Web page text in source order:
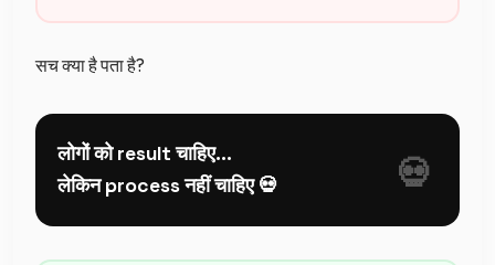
सच क्या है पता है?
लोगों को result चाहिए…
लेकिन process नहीं चाहिए 💀